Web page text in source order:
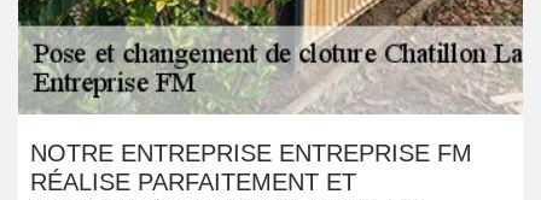
NOTRE ENTREPRISE ENTREPRISE FM
RÉALISE PARFAITEMENT ET